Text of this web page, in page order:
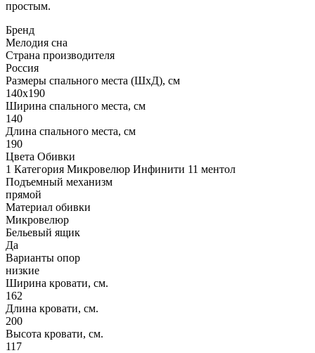
простым.
Бренд
Мелодия сна
Страна производителя
Россия
Размеры спального места (ШхД), см
140х190
Ширина спального места, см
140
Длина спального места, см
190
Цвета Обивки
1 Категория Микровелюр Инфинити 11 ментол
Подъемный механизм
прямой
Материал обивки
Микровелюр
Бельевый ящик
Да
Варианты опор
низкие
Ширина кровати, см.
162
Длина кровати, см.
200
Высота кровати, см.
117